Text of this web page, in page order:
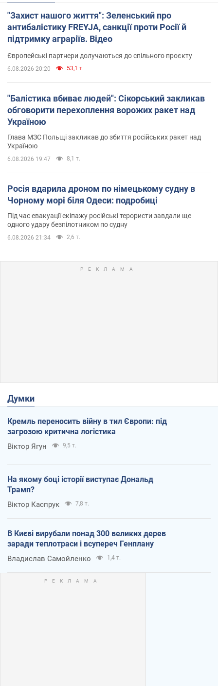
"Захист нашого життя": Зеленський про
антибалістику FREYJA, санкції проти Росії й
підтримку аграріїв. Відео
Європейські партнери долучаються до спільного проєкту
6.08.2026 20:20 53,1 т.
"Балістика вбиває людей": Сікорський закликав
обговорити перехоплення ворожих ракет над
Україною
Глава МЗС Польщі закликав до збиття російських ракет над
Україною
6.08.2026 19:47 8,1 т.
Росія вдарила дроном по німецькому судну в
Чорному морі біля Одеси: подробиці
Під час евакуації екіпажу російські терористи завдали ще
одного удару безпілотником по судну
6.08.2026 21:34 2,6 т.
Думки
Кремль переносить війну в тил Європи: під
загрозою критична логістика
Віктор Ягун 9,5 т.
На якому боці історії виступає Дональд
Трамп?
Віктор Каспрук 7,8 т.
В Києві вирубали понад 300 великих дерев
заради теплотраси і всупереч Генплану
Владислав Самойленко 1,4 т.